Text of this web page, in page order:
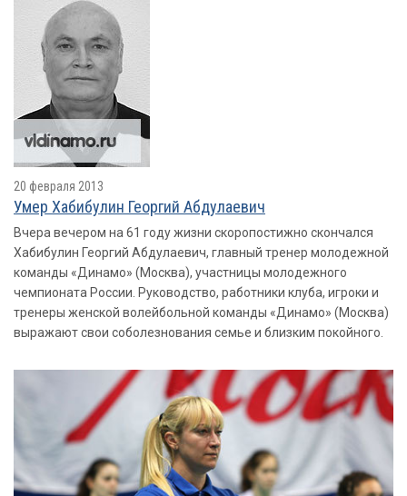
20 февраля 2013
Умер Хабибулин Георгий Абдулаевич
Вчера вечером на 61 году жизни скоропостижно скончался
Хабибулин Георгий Абдулаевич, главный тренер молодежной
команды «Динамо» (Москва), участницы молодежного
чемпионата России. Руководство, работники клуба, игроки и
тренеры женской волейбольной команды «Динамо» (Москва)
выражают свои соболезнования семье и близким покойного.